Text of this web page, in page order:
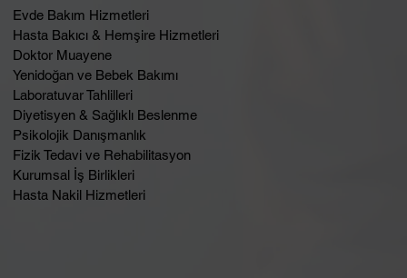
Evde Bakım Hizmetleri
Hasta Bakıcı & Hemşire Hizmetleri
Doktor Muayene
Yenidoğan ve Bebek Bakımı
Laboratuvar Tahlilleri
Diyetisyen & Sağlıklı Beslenme
Psikolojik Danışmanlık
Fizik Tedavi ve Rehabilitasyon
Kurumsal İş Birlikleri
Hasta Nakil Hizmetleri